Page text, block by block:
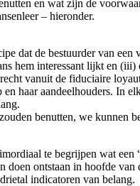
en wat zijn de
– hieronder.
dat de bestuurder van
hem interessant lijkt en
vanuit de fiduciaire
haar aandeelhouders. In
benutten, we kunnen
te begrijpen wat
ontstaan in hoofde
indicatoren van belang.